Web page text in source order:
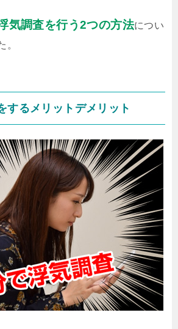
気調査を行う2つの方法につい
。
するメリットデメリット